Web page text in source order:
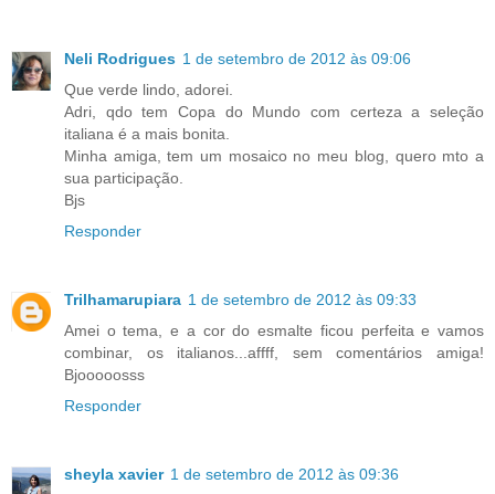
Neli Rodrigues 1 de setembro de 2012 às 09:06
Que verde lindo, adorei.
Adri, qdo tem Copa do Mundo com certeza a seleção
italiana é a mais bonita.
Minha amiga, tem um mosaico no meu blog, quero mto a
sua participação.
Bjs
Responder
Trilhamarupiara 1 de setembro de 2012 às 09:33
Amei o tema, e a cor do esmalte ficou perfeita e vamos
combinar, os italianos...affff, sem comentários amiga!
Bjooooosss
Responder
sheyla xavier 1 de setembro de 2012 às 09:36